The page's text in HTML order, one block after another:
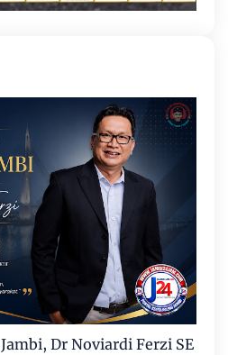
Dr Noviardi Ferzi SE